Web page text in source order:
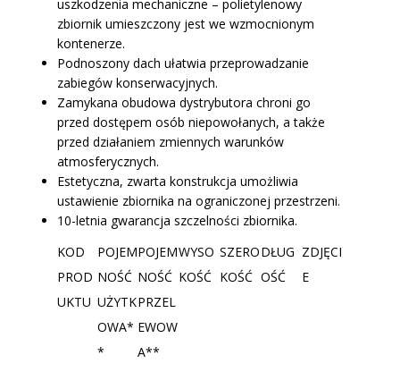
uszkodzenia mechaniczne – polietylenowy
zbiornik umieszczony jest we wzmocnionym
kontenerze.
Podnoszony dach ułatwia przeprowadzanie
zabiegów konserwacyjnych.
Zamykana obudowa dystrybutora chroni go
przed dostępem osób niepowołanych, a także
przed działaniem zmiennych warunków
atmosferycznych.
Estetyczna, zwarta konstrukcja umożliwia
ustawienie zbiornika na ograniczonej przestrzeni.
10-letnia gwarancja szczelności zbiornika.
KOD
PROD
UKTU
POJEM
NOŚĆ
UŻYTK
OWA*
*
POJEM
NOŚĆ
PRZEL
EWOW
A**
WYSO
KOŚĆ
SZERO
KOŚĆ
DŁUG
OŚĆ
ZDJĘCI
E